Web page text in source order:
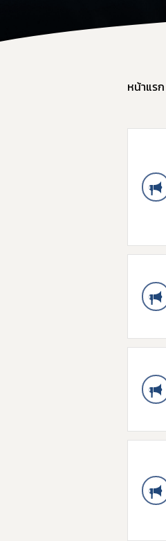
หน้าแรก